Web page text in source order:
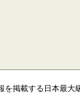
を掲載する日本最大